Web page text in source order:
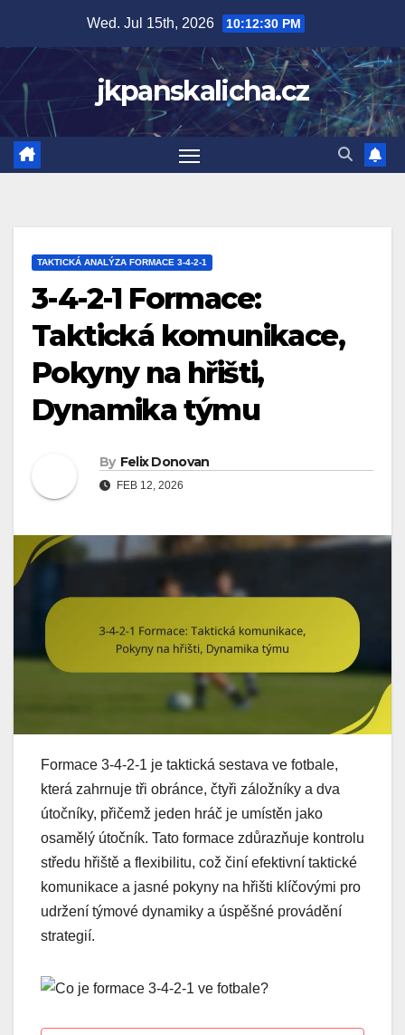
content
Wed. Jul 15th, 2026 10:12:31 PM
jkpanskalicha.cz
TAKTICKÁ ANALÝZA FORMACE 3-4-2-1
3-4-2-1 Formace:
Taktická komunikace,
Pokyny na hřišti,
Dynamika týmu
By Felix Donovan
FEB 12, 2026
Formace 3-4-2-1 je taktická sestava ve fotbale,
která zahrnuje tři obránce, čtyři záložníky a dva
útočníky, přičemž jeden hráč je umístěn jako
osamělý útočník. Tato formace zdůrazňuje kontrolu
středu hřiště a flexibilitu, což činí efektivní taktické
komunikace a jasné pokyny na hřišti klíčovými pro
udržení týmové dynamiky a úspěšné provádění
strategií.